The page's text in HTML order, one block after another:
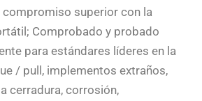
superior con la
Comprobado y probado
para estándares líderes en la
/ pull, implementos extraños,
cerradura, corrosión,